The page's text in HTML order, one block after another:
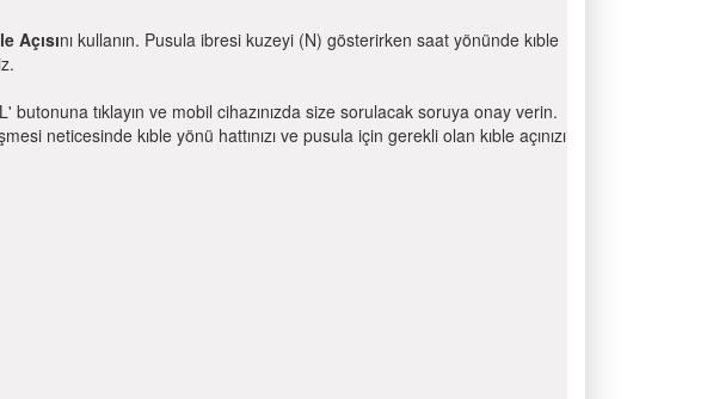
Açısını kullanın. Pusula ibresi kuzeyi (N) gösterirken saat yönünde kıble
tıklayın ve mobil cihazınızda size sorulacak soruya onay verin.
neticesinde kıble yönü hattınızı ve pusula için gerekli olan kıble açınızı